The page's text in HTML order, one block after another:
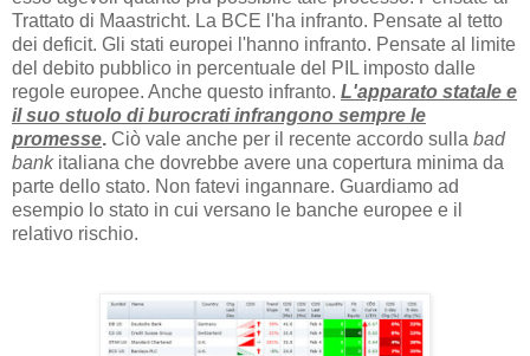
Trattato di Maastricht. La BCE l'ha infranto. Pensate al tetto
dei deficit. Gli stati europei l'hanno infranto. Pensate al limite
del debito pubblico in percentuale del PIL imposto dalle
regole europee. Anche questo infranto. L'apparato statale e
il suo stuolo di burocrati infrangono sempre le
promesse. Ciò vale anche per il recente accordo sulla bad
bankitaliana che dovrebbe avere una copertura minima da
parte dello stato. Non fatevi ingannare. Guardiamo ad
esempio lo stato in cui versano le banche europee e il
relativo rischio.